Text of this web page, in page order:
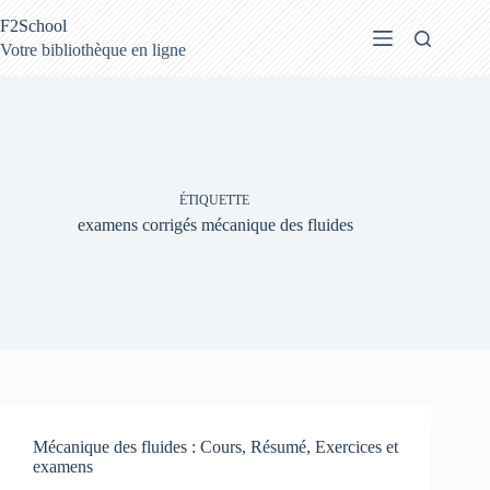
au
contenu
F2School
Votre bibliothèque en ligne
ÉTIQUETTE
examens corrigés mécanique des fluides
Mécanique des fluides : Cours, Résumé, Exercices et
examens